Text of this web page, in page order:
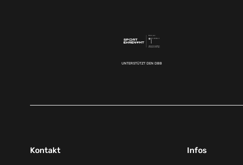
UNTERSTÜTZT DEN DBB
Kontakt Infos